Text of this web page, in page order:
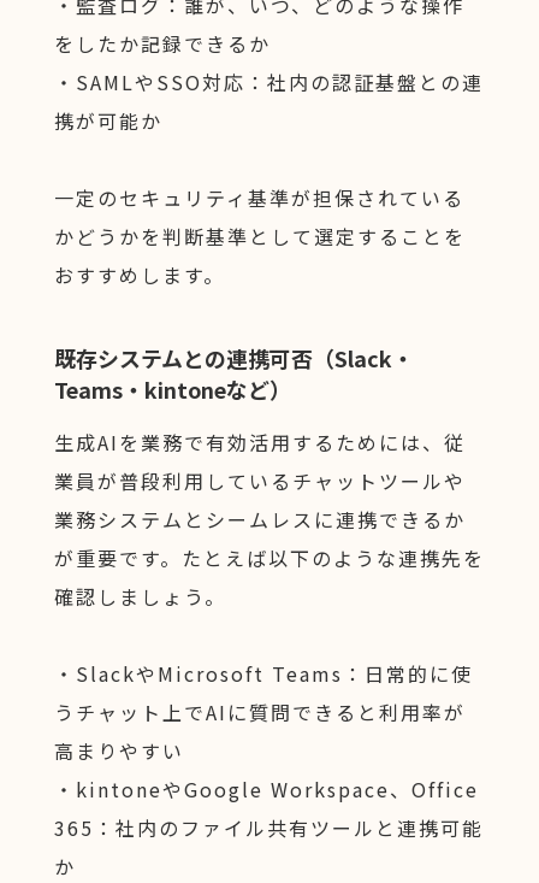
をしたか記録できるか
・SAMLやSSO対応：社内の認証基盤との連
携が可能か
一定のセキュリティ基準が担保されている
かどうかを判断基準として選定することを
おすすめします。
既存システムとの連携可否（Slack・
Teams・kintoneなど）
生成AIを業務で有効活用するためには、従
業員が普段利用しているチャットツールや
業務システムとシームレスに連携できるか
が重要です。たとえば以下のような連携先を
確認しましょう。
・SlackやMicrosoft Teams：日常的に使
うチャット上でAIに質問できると利用率が
高まりやすい
・kintoneやGoogle Workspace、Office
365：社内のファイル共有ツールと連携可能
か